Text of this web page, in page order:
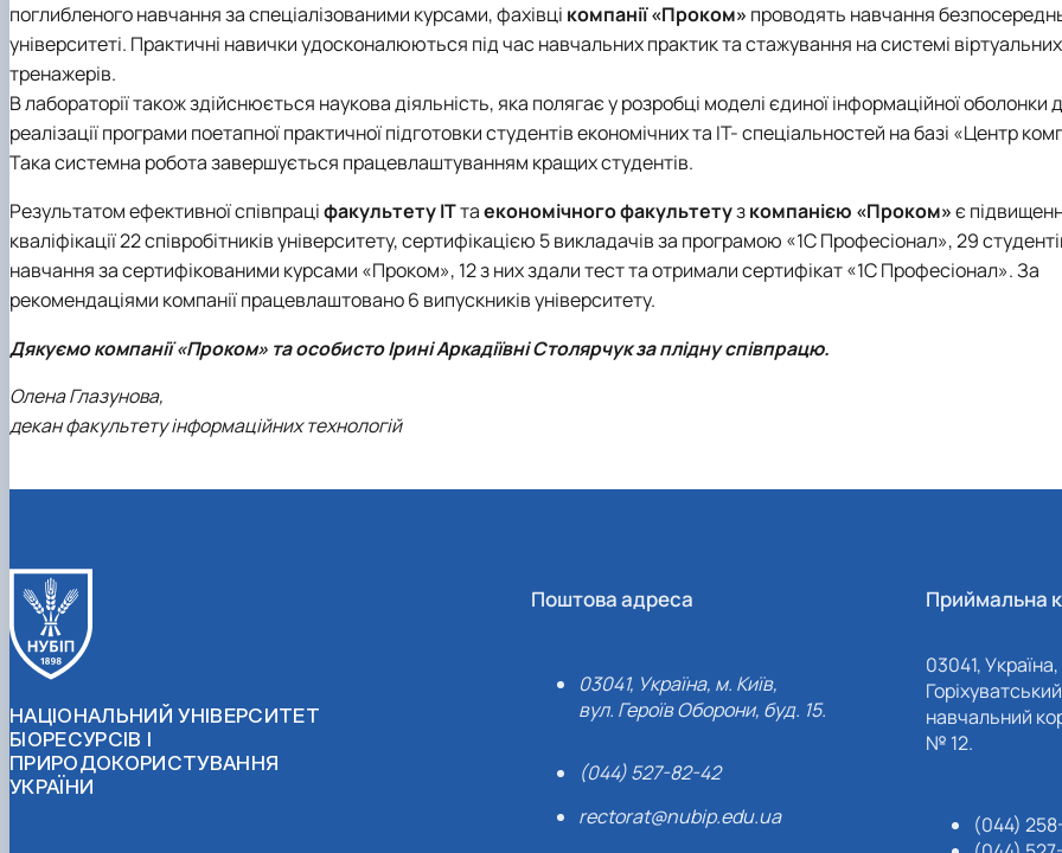
поглибленого навчання за спеціалізованими курсами, фахівці компанії «Проком» проводять навчання
університеті. Практичні навички удосконалюються під час навчальних практик та стажування на системі віртуальних
тренажерів.
В лабораторії також здійснюється наукова діяльність, яка полягає у розробці моделі єдиної інформаційної оболонки
реалізації програми поетапної практичної підготовки студентів економічних та ІТ- спеціальностей на базі «Центр
Така системна робота завершується працевлаштуванням кращих студентів.
Результатом ефективної співпраціфакультету ІТтаекономічного факультетузкомпанією «Проком»є
кваліфікації 22 співробітників університету, сертифікацією 5 викладачів за програмою «1С Професіонал», 29
навчання за сертифікованими курсами «Проком», 12 з них здали тест та отримали сертифікат «1С Професіонал». За
рекомендаціями компанії працевлаштовано 6 випускників університету.
Дякуємо компанії «Проком» та особисто Ірині Аркадіївні Столярчук за плідну співпрацю.
Олена Глазунова,
декан факультету інформаційних технологій
НАЦІОНАЛЬНИЙ УНІВЕРСИТЕТ
БІОРЕСУРСІВ І
ПРИРОДОКОРИСТУВАННЯ
УКРАЇНИ
Поштова адреса
03041, Україна, м. Київ,
вул. Героїв Оборони, буд. 15.
(044) 527-82-42
rectorat@nubip.edu.ua
Приймальна
03041,
навчальний
№ 12.
(044)